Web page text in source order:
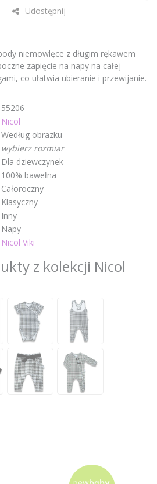
Udostępnij
niemowlęce z długim rękawem
zapięcie na napy na całej
co ułatwia ubieranie i przewijanie.
55206
Nicol
Według obrazku
wybierz rozmiar
Dla dziewczynek
100% bawełna
Całoroczny
Klasyczny
Inny
Napy
Nicol Viki
z kolekcji Nicol